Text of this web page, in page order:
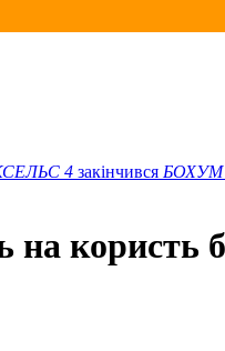
4 закінчився БОХУМ
користь